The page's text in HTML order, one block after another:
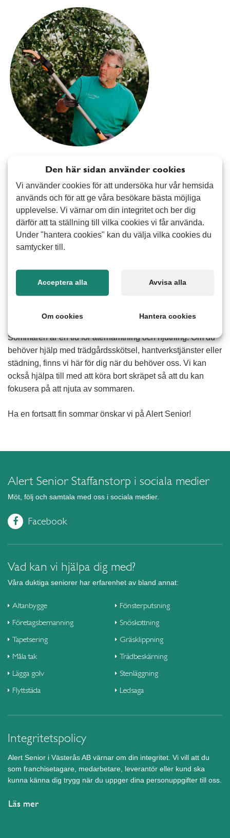
Förutom beskärning av träd och buskar, är det också dags
att klippa överblommade perenner. Genom att göra detta
kan du få fler fina blommor senare under sommaren. Nävor,
stäppsalvia och daggkåpa är några perenner som ofta
blommar om efter att de klippts ner. När det gäller rosor,
klipp ner grenarna någon decimeter över ett bladpar för att
förlänga blomningen.
För att boosta ditt grönsaksland kan du använda de
resurser du förmodligen redan har till hands. Gräsklipp är
grönsakslandet för att bevara fukten i marken.
Sommaren är en tid för återhämtning och njutning. Om du
behöver hjälp med trädgårdsskötsel, hantverkstjänster eller
städning, finns vi här för dig när du behöver oss. Vi kan
också hjälpa till med att köra bort skräpet så att du kan
fokusera på att njuta av sommaren.
Ha en fortsatt fin sommar önskar vi på Alert Senior!
Alert Senior Staffanstorp i sociala medier
Möt, följ och samtala med oss i sociala medier.
Facebook
Vad kan vi hjälpa dig med?
Våra duktiga seniorer har erfarenhet av bland annat:
Altanbygge
Företagsbemanning
Tapetsering
Måla tak
Lägga golv
Flyttstäda
Fönsterputsning
Snöskottning
Gräsklippning
Trädbeskärning
Stenläggning
Ledsaga
Integritetspolicy
Alert Senior i Västerås AB värnar om din integritet. Vi vill att du
som franchisetagare, medarbetare, leverantör eller kund ska
kunna känna dig trygg när du uppger dina personuppgifter till oss.
Läs mer
Den här sidan använder cookies
Vi använder cookies för att undersöka hur vår hemsida
används och för att ge våra besökare bästa möjliga
upplevelse. Vi värnar om din integritet och ber dig
därför att ta ställning till vilka cookies vi får använda.
Under "hantera cookies" kan du välja vilka cookies du
samtycker till.
Acceptera alla Avvisa alla
Om cookies Hantera cookies